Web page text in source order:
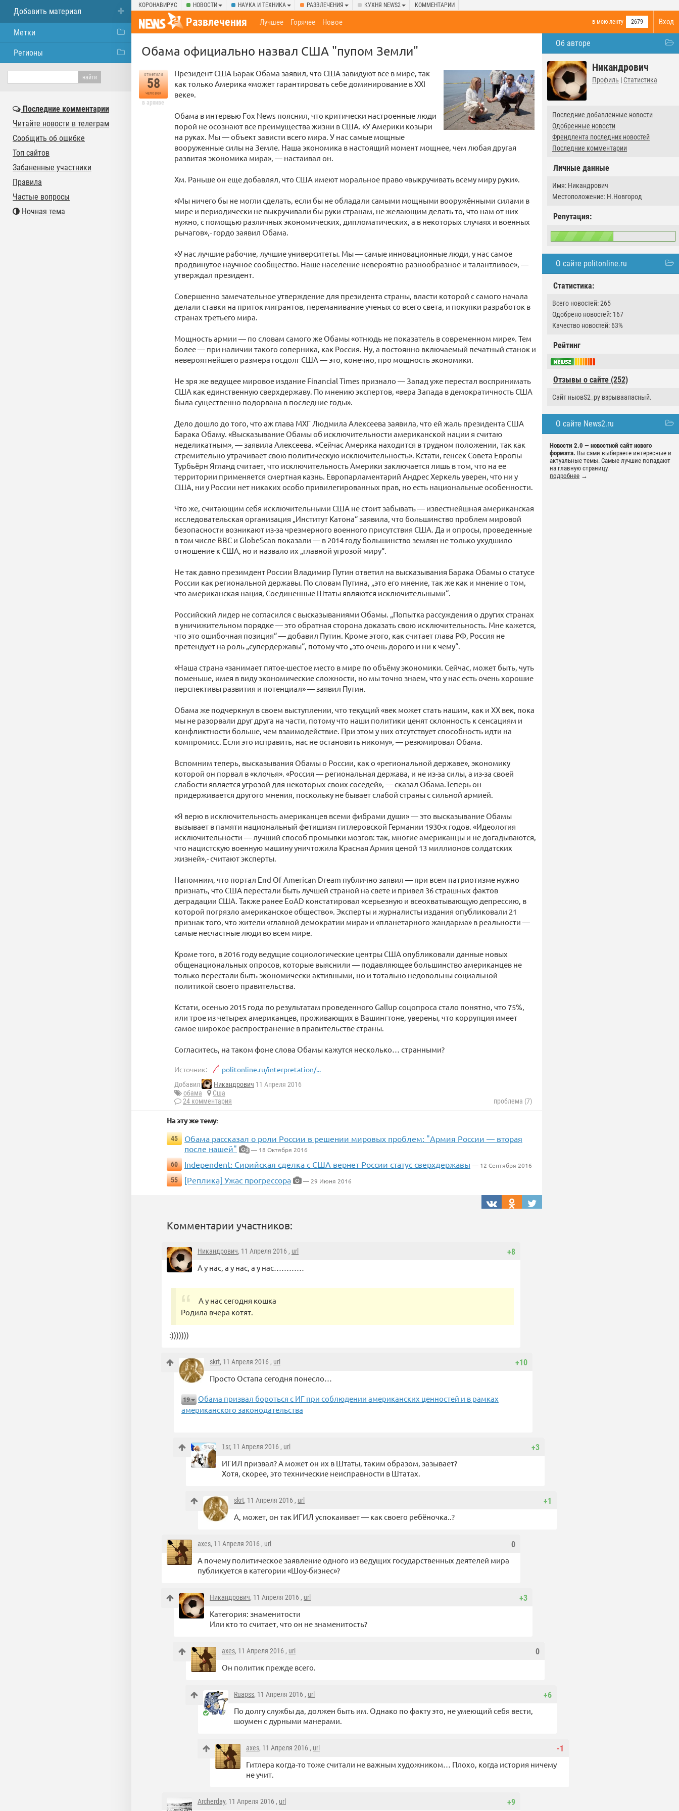
КОРОНАВИРУС НОВОСТИ НАУКА И ТЕХНИКА РАЗВЛЕЧЕНИЯ КУХНЯ NEWS2 КОММЕНТАРИИ
Вход
Развлечения в мою ленту 2679
Лучшее Горячее Новое
Об авторе
Никандрович
Профиль | Статистика
Последние добавленные новости
Одобренные новости
Френдлента последних новостей
Последние комментарии
Личные данные
Имя: Никандрович
Местоположение: Н.Новгород
Репутация:
О сайте politonline.ru
Статистика:
Всего новостей: 265
Одобрено новостей: 167
Качество новостей: 63%
Рейтинг
Отзывы о сайте (252)
Сайт ньювS2_ру взрываапасный.
О сайте News2.ru
Новости 2.0 — новостной сайт нового
формата. Вы сами выбираете интересные и
актуальные темы. Самые лучшие попадают
на главную страницу.
подробнее →
Обама официально назвал США "пупом Земли"
отметили
58
человек
в архиве
Президент США Барак Обама заявил, что США завидуют все в мире, так
как только Америка «может гарантировать себе доминирование в XXI
веке».
Обама в интервью Fox News пояснил, что критически настроенные люди
порой не осознают все преимущества жизни в США. «У Америки козыри
на руках. Мы — объект зависти всего мира. У нас самые мощные
вооруженные силы на Земле. Наша экономика в настоящий момент мощнее, чем любая другая
развитая экономика мира», — настаивал он.
Хм. Раньше он еще добавлял, что США имеют моральное право «выкручивать всему миру руки».
«Мы ничего бы не могли сделать, если бы не обладали самыми мощными вооружёнными силами в
мире и периодически не выкручивали бы руки странам, не желающим делать то, что нам от них
нужно, с помощью различных экономических, дипломатических, а в некоторых случаях и военных
рычагов»,- гордо заявил Обама.
«У нас лучшие рабочие, лучшие университеты. Мы — самые инновационные люди, у нас самое
продвинутое научное сообщество. Наше население невероятно разнообразное и талантливое», —
утверждал президент.
Совершенно замечательное утверждение для президента страны, власти которой с самого начала
делали ставки на приток мигрантов, переманивание ученых со всего света, и покупки разработок в
странах третьего мира.
Мощность армии — по словам самого же Обамы «отнюдь не показатель в современном мире». Тем
более — при наличии такого соперника, как Россия. Ну, а постоянно включаемый печатный станок и
невероятнейшего размера госдолг США — это, конечно, про мощность экономики.
Не зря же ведущее мировое издание Financial Times признало — Запад уже перестал воспринимать
США как единственную сверхдержаву. По мнению экспертов, «вера Запада в демократичность США
была существенно подорвана в последние годы».
Дело дошло до того, что аж глава МХГ Людмила Алексеева заявила, что ей жаль президента США
Барака Обаму. «Высказывание Обамы об исключительности американской нации я считаю
неделикатным», — заявила Алексеева. «Сейчас Америка находится в трудном положении, так как
стремительно утрачивает свою политическую исключительность». Кстати, генсек Совета Европы
Турбьёрн Ягланд считает, что исключительность Америки заключается лишь в том, что на ее
территории применяется смертная казнь. Европарламентарий Андрес Херкель уверен, что ни у
США, ни у России нет никаких особо привилегированных прав, но есть национальные особенности.
Что же, считающим себя исключительными США не стоит забывать — известнейшная американская
исследовательская организация „Институт Катона“ заявила, что большинство проблем мировой
безопасности возникают из-за чрезмерного военного присутствия США. Да и опросы, проведенные
в том числе BBC и GlobeScan показали — в 2014 году большинство землян не только ухудшило
отношение к США, но и назвало их „главной угрозой миру“.
Не так давно презимдент России Владимир Путин ответил на высказывания Барака Обамы о статусе
России как региональной державы. По словам Путина, „это его мнение, так же как и мнение о том,
что американская нация, Соединенные Штаты являются исключительными“.
Российский лидер не согласился с высказываниями Обамы. „Попытка рассуждения о других странах
в уничижительном порядке — это обратная сторона доказать свою исключительность. Мне кажется,
что это ошибочная позиция“ — добавил Путин. Кроме этого, как считает глава РФ, Россия не
претендует на роль „супердержавы“, потому что „это очень дорого и ни к чему“.
»Наша страна «занимает пятое-шестое место в мире по объёму экономики. Сейчас, может быть, чуть
поменьше, имея в виду экономические сложности, но мы точно знаем, что у нас есть очень хорошие
перспективы развития и потенциал» — заявил Путин.
Обама же подчеркнул в своем выступлении, что текущий «век может стать нашим, как и XX век, пока
мы не разорвали друг друга на части, потому что наши политики ценят склонность к сенсациям и
конфликтности больше, чем взаимодействие. При этом у них отсутствует способность идти на
компромисс. Если это исправить, нас не остановить никому», — резюмировал Обама.
Вспомним теперь, высказывания Обамы о России, как о «региональной державе», экономику
которой он порвал в «клочья». «Россия — региональная держава, и не из-за силы, а из-за своей
слабости является угрозой для некоторых своих соседей», — сказал Обама.Теперь он
придерживается другого мнения, поскольку не бывает слабой страны с сильной армией.
«Я верю в исключительность американцев всеми фибрами души» — это высказывание Обамы
вызывает в памяти национальный фетишизм гитлеровской Германии 1930-х годов. «Идеология
исключительности — лучший способ промывки мозгов: так, многие американцы и не догадываются,
что нацистскую военную машину уничтожила Красная Армия ценой 13 миллионов солдатских
жизней»,- считают эксперты.
Напомним, что портал End Of American Dream публично заявил — при всем патриотизме нужно
признать, что США перестали быть лучшей страной на свете и привел 36 страшных фактов
деградации США. Также ранее EoAD констатировал «серьезную и всеохватывающую депрессию, в
которой погрязло американское общество». Эксперты и журналисты издания опубликовали 21
признак того, что жители «главной демократии мира» и «планетарного жандарма» в реальности —
самые несчастные люди во всем мире.
Кроме того, в 2016 году ведущие социологические центры США опубликовали данные новых
общенациональных опросов, которые выяснили — подавляющее большинство американцев не
только перестали быть экономически активными, но и тотально недовольны социальной
политикой своего правительства.
Кстати, осенью 2015 года по результатам проведенного Gallup соцопроса стало понятно, что 75%,
или трое из четырех американцев, проживающих в Вашингтоне, уверены, что коррупция имеет
самое широкое распространение в правительстве страны.
Согласитесь, на таком фоне слова Обамы кажутся несколько… странными?
Источник: politonline.ru/interpretation/...
Добавил Никандрович 11 Апреля 2016
обама
Сша
24 комментария
проблема (7)
На эту же тему:
45
Обама рассказал о роли России в решении мировых проблем: "Армия России — вторая
после нашей"
2 — 18 Октября 2016
60
Independent: Сирийская сделка с США вернет России статус сверхдержавы — 12 Сентября 2016
55
[Реплика] Ужас прогрессора — 29 Июня 2016
Комментарии участников:
+8
Никандрович, 11 Апреля 2016 , url
А у нас, а у нас, а у нас…………
А у нас сегодня кошка
Родила вчера котят.
:)))))))
+10
skrt, 11 Апреля 2016 , url
Просто Остапа сегодня понесло…
19
Обама призвал бороться с ИГ при соблюдении американских ценностей и в рамках
американского законодательства
+3
1sr, 11 Апреля 2016 , url
ИГИЛ призвал? А может он их в Штаты, таким образом, зазывает?
Хотя, скорее, это технические неисправности в Штатах.
+1
skrt, 11 Апреля 2016 , url
А, может, он так ИГИЛ успокаивает — как своего ребёночка..?
0
axes, 11 Апреля 2016 , url
А почему политическое заявление одного из ведущих государственных деятелей мира
публикуется в категории «Шоу-бизнес»?
+3
Никандрович, 11 Апреля 2016 , url
Категория: знаменитости
Или кто то считает, что он не знаменитость?
0
axes, 11 Апреля 2016 , url
Он политик прежде всего.
+6
Ruapss, 11 Апреля 2016 , url
По долгу службы да, должен быть им. Однако по факту это, не умеющий себя вести,
шоумен с дурными манерами.
-1
axes, 11 Апреля 2016 , url
Гитлера когда-то тоже считали не важным художником… Плохо, когда история ничему
не учит.
+9
Archerday, 11 Апреля 2016 , url
Добавить материал
Метки
Регионы
Последние комментарии
Читайте новости в телеграм
Сообщить об ошибке
Топ сайтов
Забаненные участники
Правила
Частые вопросы
Ночная тема